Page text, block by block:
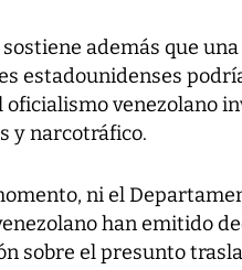
además que
estadounidenses
oficialismo venezolano
y narcotráfico.
ni el
han emitido
sobre el presunto